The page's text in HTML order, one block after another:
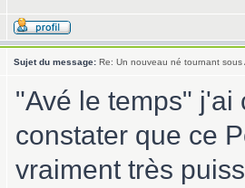
Sujet du message: Re: Un nouveau né tournant sous
"Avé le temps" j'ai
constater que ce
vraiment très